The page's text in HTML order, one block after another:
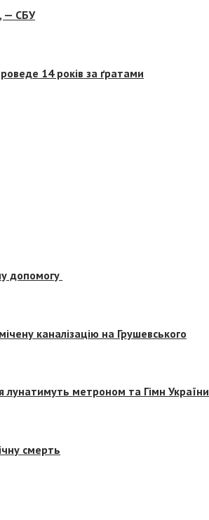
— СБУ
14 років за ґратами
допомогу
каналізацію на Грушевського
лунатимуть метроном та Гімн України
смерть